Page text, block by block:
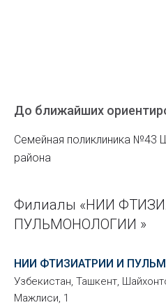
До ближайших
Семейная поликлиника №43
района
Филиалы «НИИ
ПУЛЬМОНОЛОГИИ »
НИИ ФТИЗИАТРИИ И
Узбекистан, Ташкент,
Мажлиси, 1